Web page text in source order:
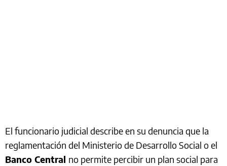
El funcionario judicial describe en su denuncia que la
reglamentación del Ministerio de Desarrollo Social o el
Banco Central no permite percibir un plan social para